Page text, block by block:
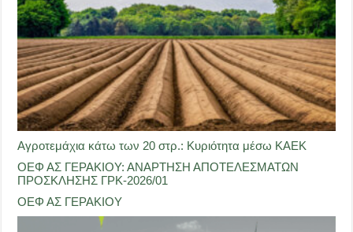
Αγροτεμάχια κάτω των 20 στρ.: Κυριότητα μέσω ΚΑΕΚ
ΟΕΦ ΑΣ ΓΕΡΑΚΙΟΥ: ΑΝΑΡΤΗΣΗ ΑΠΟΤΕΛΕΣΜΑΤΩΝ
ΠΡΟΣΚΛΗΣΗΣ ΓΡΚ-2026/01
ΟΕΦ ΑΣ ΓΕΡΑΚΙΟΥ